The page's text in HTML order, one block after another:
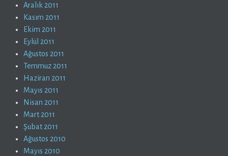
Aralık 2011
Kasım 2011
Ekim 2011
Eylül 2011
Ağustos 2011
Temmuz 2011
Haziran 2011
Mayıs 2011
Nisan 2011
Mart 2011
Şubat 2011
Ağustos 2010
Mayıs 2010